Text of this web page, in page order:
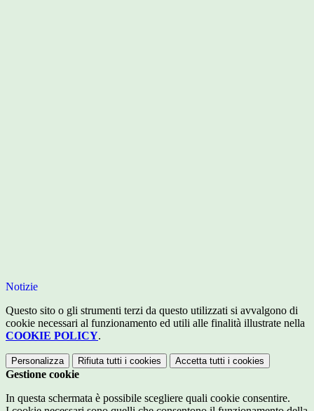
Notizie
Questo sito o gli strumenti terzi da questo utilizzati si avvalgono di
cookie necessari al funzionamento ed utili alle finalità illustrate nella
COOKIE POLICY.
Personalizza Rifiuta tutti i cookies Accetta tutti i cookies
Gestione cookie
In questa schermata è possibile scegliere quali cookie consentire.